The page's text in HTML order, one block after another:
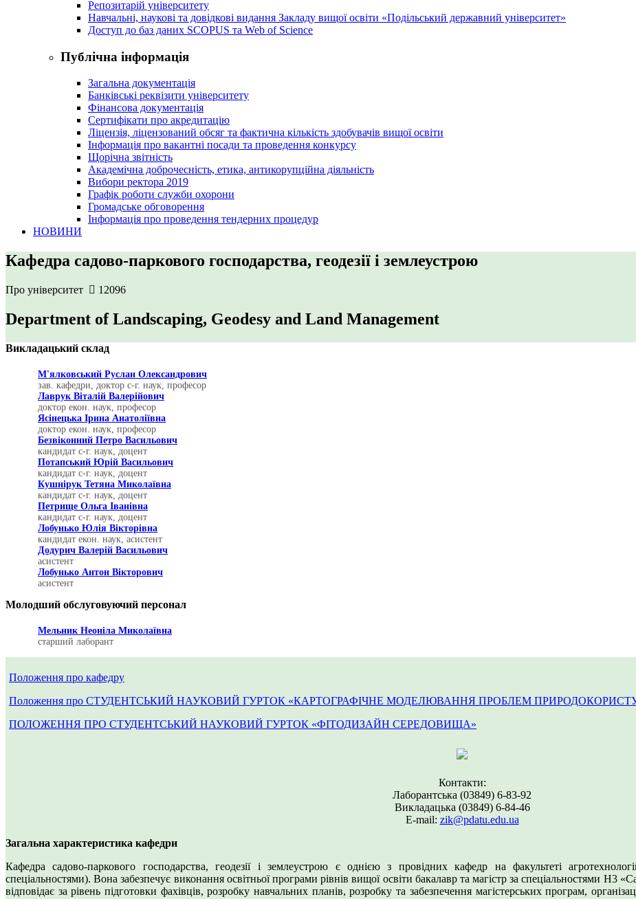
Репозитарій університету
Навчальні, наукові та довідкові видання Закладу вищої освіти «Подільський державний університет»
Доступ до баз даних SCOPUS та Web of Science
Публічна інформація
Загальна документація
Банківські реквізити університету
Фінансова документація
Сертифікати про акредитацію
Ліцензія, ліцензований обсяг та фактична кількість здобувачів вищої освіти
Інформація про вакантні посади та проведення конкурсу
Щорічна звітність
Академічна доброчесність, етика, антикорупційна діяльність
Вибори ректора 2019
Графік роботи служби охорони
Громадське обговорення
Інформація про проведення тендерних процедур
НОВИНИ
Кафедра садово-паркового господарства, геодезії і землеустрою
Про університет 12096
Department of Landscaping, Geodesy and Land Management
Викладацький склад
М'ялковський Руслан Олександрович
зав. кафедри, доктор с-г. наук, професор
Лаврук Віталій Валерійович
доктор екон. наук, професор
Ясінецька Ірина Анатоліївна
доктор екон. наук, професор
Безвіконний Петро Васильович
кандидат с-г. наук, доцент
Потапський Юрій Васильович
кандидат с-г. наук, доцент
Кушнірук Тетяна Миколаївна
кандидат с-г. наук, доцент
Петрище Ольга Іванівна
кандидат с-г. наук, доцент
Лобунько Юлія Вікторівна
кандидат екон. наук, асистент
Додурич Валерій Васильович
асистент
Лобунько Антон Вікторович
асистент
Молодший обслуговуючий персонал
Мельник Неоніла Миколаївна
старший лаборант
Положення про кафедру
Положення про СТУДЕНТСЬКИЙ НАУКОВИЙ ГУРТОК «КАРТОГРАФІЧНЕ МОДЕЛЮВАННЯ ПРОБЛЕМ
ПОЛОЖЕННЯ ПРО СТУДЕНТСЬКИЙ НАУКОВИЙ ГУРТОК «ФІТОДИЗАЙН СЕРЕДОВИЩА»
Контакти:
Лаборантська (03849) 6-83-92
Викладацька (03849) 6-84-46
Е-mail: zik@pdatu.edu.ua
Загальна характеристика кафедри
Кафедра садово-паркового господарства, геодезії і землеустрою є однією з провідних кафедр на факультеті
спеціальностями). Вона забезпечує виконання освітньої програми рівнів вищої освіти бакалавр та магістр за спеціальностями Н3
відповідає за рівень підготовки фахівців, розробку навчальних планів, розробку та забезпечення магістерських програм,